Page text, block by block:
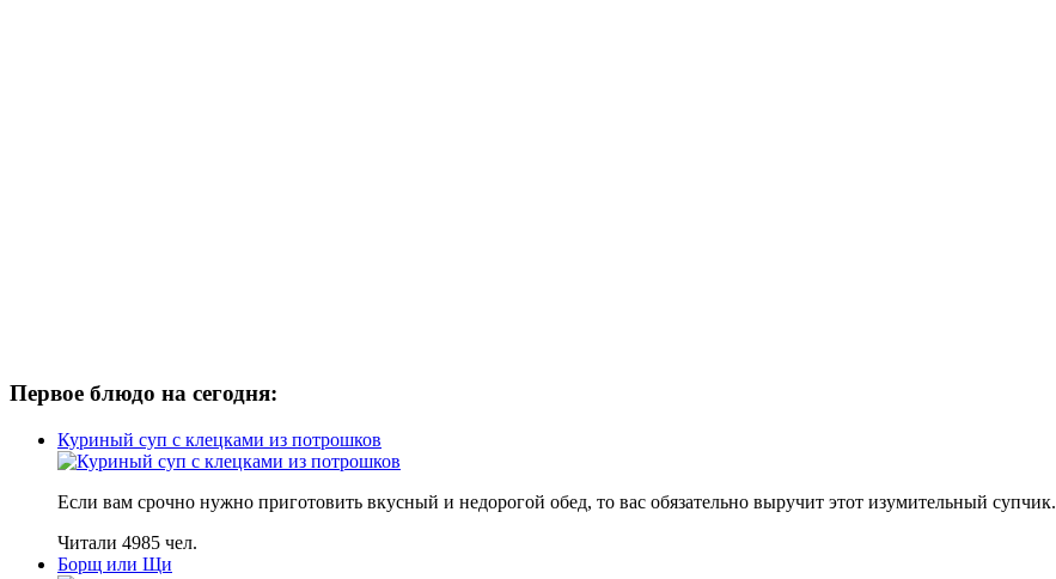
Первое блюдо на сегодня:
Куриный суп с клецками из потрошков
Если вам срочно нужно приготовить вкусный и недорогой обед, то вас обязательно выручит этот изумительный супчик.
Читали 4985 чел.
Борщ или Щи